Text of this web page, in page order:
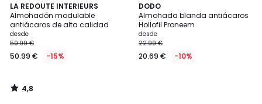
LA REDOUTE INTERIEURS
Almohadón modulable
antiácaros de alta calidad
desde
59.99 €
50.99 € -15%
4,8
/ 5
4,8
/
DODO
Almohada blanda antiácaros
Hollofil Proneem
desde
22.99 €
20.69 € -10%